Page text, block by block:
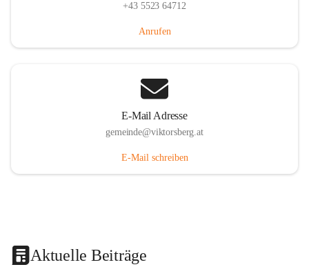
+43 5523 64712
Anrufen
E-Mail Adresse
gemeinde@viktorsberg.at
E-Mail schreiben
Aktuelle Beiträge